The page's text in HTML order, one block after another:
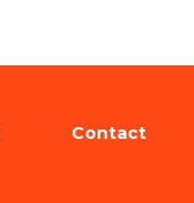
Contact